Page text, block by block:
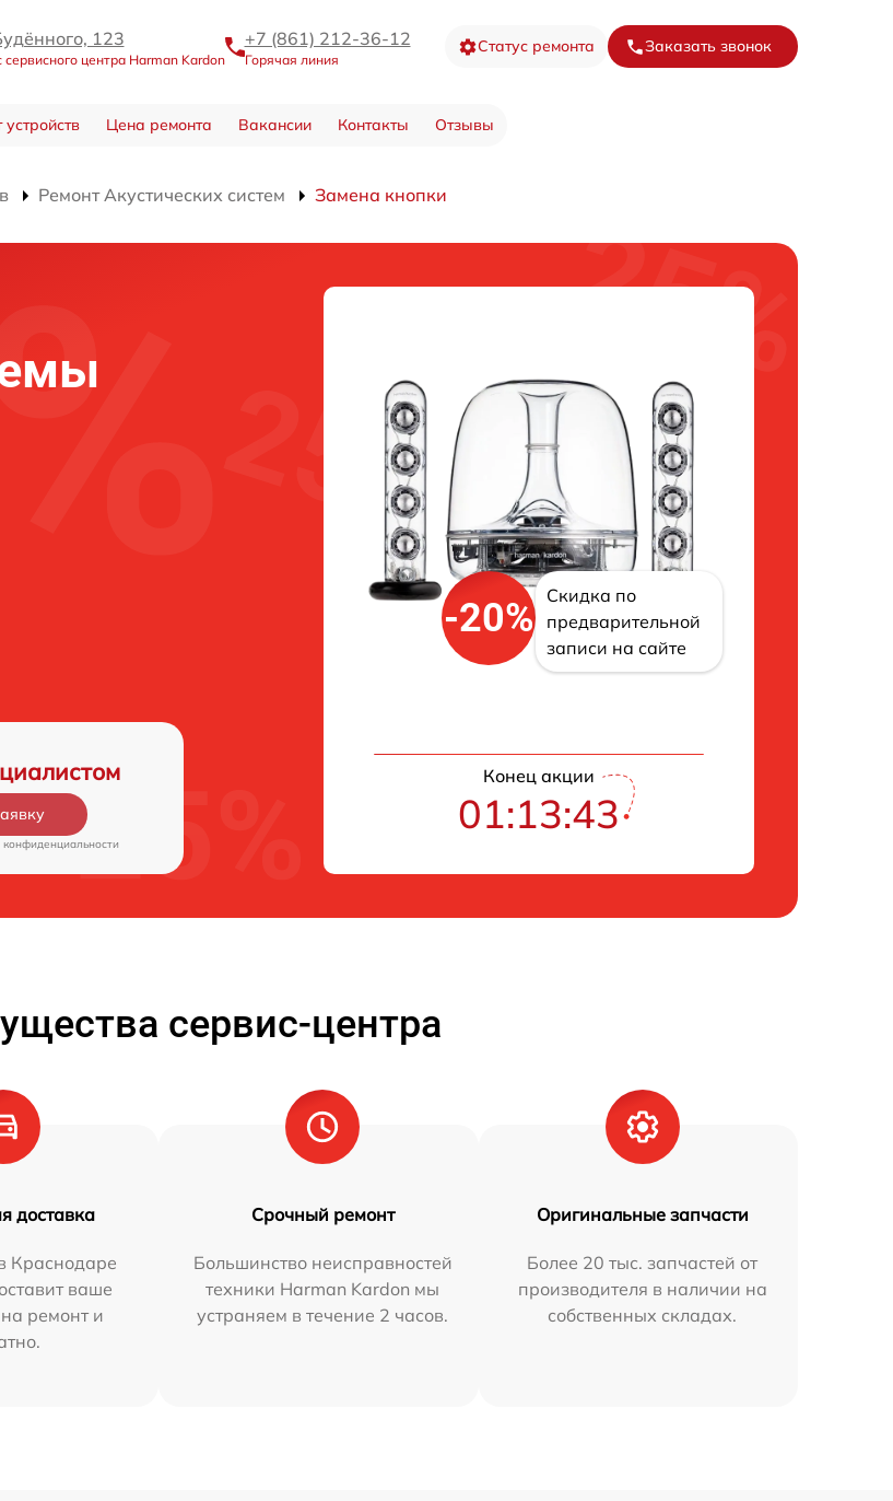
123
сервисного центра Harman Kardon
+7 (861) 212-36-12
Горячая линия
Статус ремонта Заказать звонок
Цена ремонта Вакансии Контакты Отзывы
Ремонт Акустических систем Замена кнопки
конфиденциальности
-20%
Скидка по
предварительной
записи на сайте
Конец акции
01:13:42
сервис-центра
доставка
Краснодаре
ваше
ремонт и
Срочный ремонт
Большинство неисправностей
техники Harman Kardon мы
устраняем в течение 2 часов.
Оригинальные запчасти
Более 20 тыс. запчастей от
производителя в наличии на
собственных складах.